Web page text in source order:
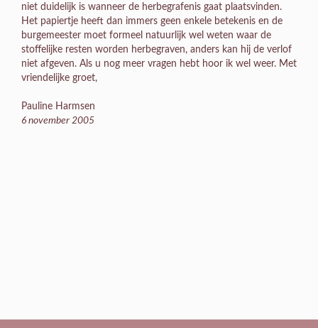
niet duidelijk is wanneer de herbegrafenis gaat plaatsvinden.
Het papiertje heeft dan immers geen enkele betekenis en de
burgemeester moet formeel natuurlijk wel weten waar de
stoffelijke resten worden herbegraven, anders kan hij de verlof
niet afgeven. Als u nog meer vragen hebt hoor ik wel weer. Met
vriendelijke groet,
Pauline Harmsen
6 november 2005